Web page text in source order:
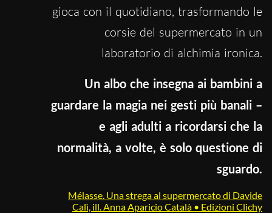
gioca con il quotidiano, trasformando le
corsie del supermercato in un
laboratorio di alchimia ironica.
Un albo che insegna ai bambini a
guardare la magia nei gesti più banali –
e agli adulti a ricordarsi che la
normalità, a volte, è solo questione di
sguardo.
Mélasse. Una strega al supermercato di Davide
Calì, ill. Anna Aparicio Català • Edizioni Clichy